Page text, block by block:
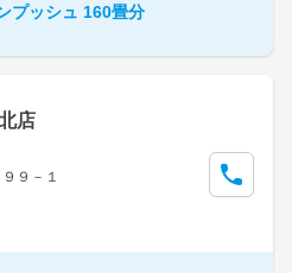
プッシュ 160畳分
店
９－１